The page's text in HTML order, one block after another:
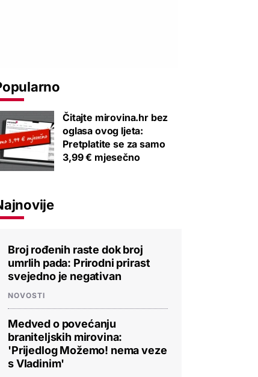
Čitajte mirovina.hr bez
oglasa ovog ljeta:
Pretplatite se za samo
3,99 € mjesečno
Broj rođenih raste dok broj
umrlih pada: Prirodni prirast
svejedno je negativan
NOVOSTI
Medved o povećanju
braniteljskih mirovina:
'Prijedlog Možemo! nema veze
s Vladinim'